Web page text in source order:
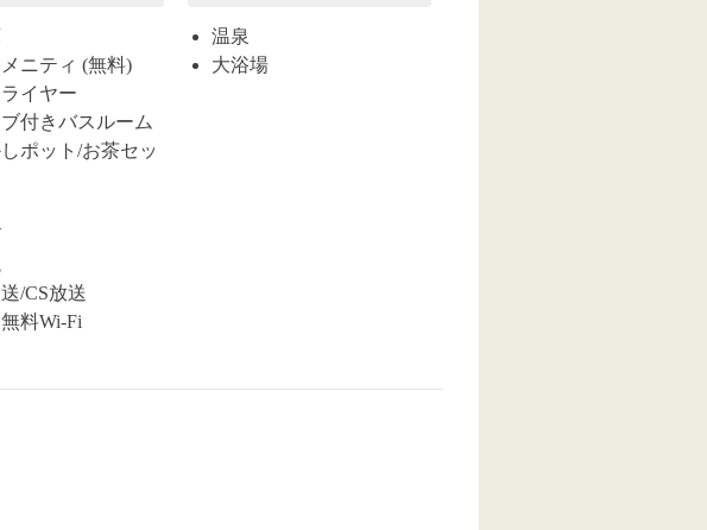
ニティ (無料)
イヤー
付きバスルーム
ポット/お茶セッ
/CS放送
料Wi-Fi
温泉
大浴場